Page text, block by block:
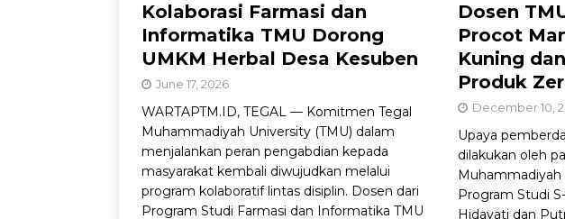
Kolaborasi Farmasi dan
Informatika TMU Dorong
UMKM Herbal Desa Kesuben
June 17, 2026
WARTAPTM.ID, TEGAL — Komitmen Tegal
Muhammadiyah University (TMU) dalam
menjalankan peran pengabdian kepada
masyarakat kembali diwujudkan melalui
program kolaboratif lintas disiplin. Dosen dari
Program Studi Farmasi dan Informatika TMU
Dosen
Procot
Kuning
Produk
December 10,
Upaya
dilakukan oleh
Muhammadiyah
Program Studi
Hidayati dan